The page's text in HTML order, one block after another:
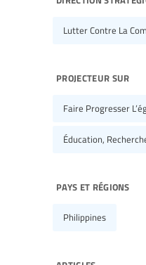
Lutter Contre La
projecteur sur
Faire Progresser
Éducation,
pays et régions
Philippines